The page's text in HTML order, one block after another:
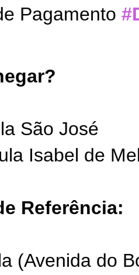
Pagamento
São José
Isabel de
Referência:
(Avenida do